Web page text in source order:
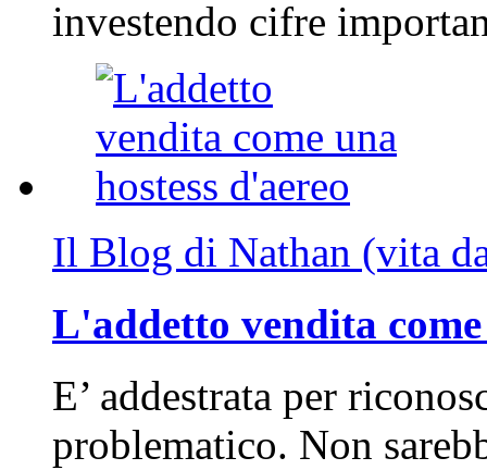
investendo cifre
Il Blog di Nathan (vita
L'addetto vendita
E’ addestrata per
problematico. Non